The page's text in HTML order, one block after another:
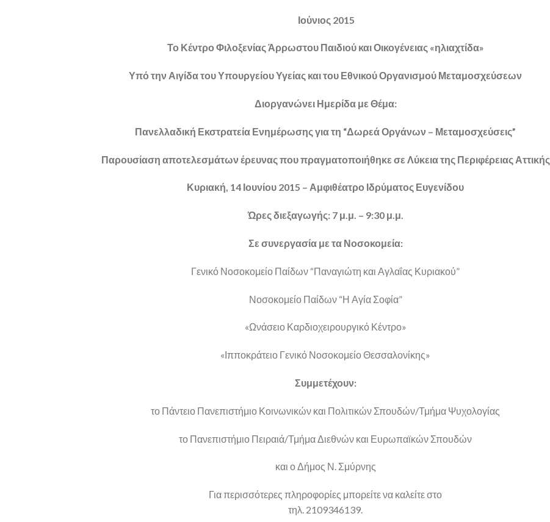
Ιούνιος 2015
Το Κέντρο Φιλοξενίας Άρρωστου Παιδιού και Οικογένειας «ηλιαχτίδα»
Υπό την Αιγίδα του Υπουργείου Υγείας και του Εθνικού Οργανισμού Μεταμοσχεύσεων
Διοργανώνει Ημερίδα με Θέμα:
Πανελλαδική Εκστρατεία Ενημέρωσης για τη “Δωρεά Οργάνων – Μεταμοσχεύσεις”
Παρουσίαση αποτελεσμάτων έρευνας που πραγματοποιήθηκε σε Λύκεια της Περιφέρειας Αττικής
Κυριακή, 14 Ιουνίου 2015 – Αμφιθέατρο Ιδρύματος Ευγενίδου
Ώρες διεξαγωγής: 7 μ.μ. – 9:30 μ.μ.
Σε συνεργασία με τα Νοσοκομεία:
Γενικό Νοσοκομείο Παίδων “Παναγιώτη και Αγλαΐας Κυριακού”
Νοσοκομείο Παίδων “Η Αγία Σοφία”
«Ωνάσειο Καρδιοχειρουργικό Κέντρο»
«Ιπποκράτειο Γενικό Νοσοκομείο Θεσσαλονίκης»
Συμμετέχουν:
το Πάντειο Πανεπιστήμιο Κοινωνικών και Πολιτικών Σπουδών/Τμήμα Ψυχολογίας
το Πανεπιστήμιο Πειραιά/Τμήμα Διεθνών και Ευρωπαϊκών Σπουδών
και ο Δήμος Ν. Σμύρνης
Για περισσότερες πληροφορίες μπορείτε να καλείτε στο
τηλ. 2109346139.